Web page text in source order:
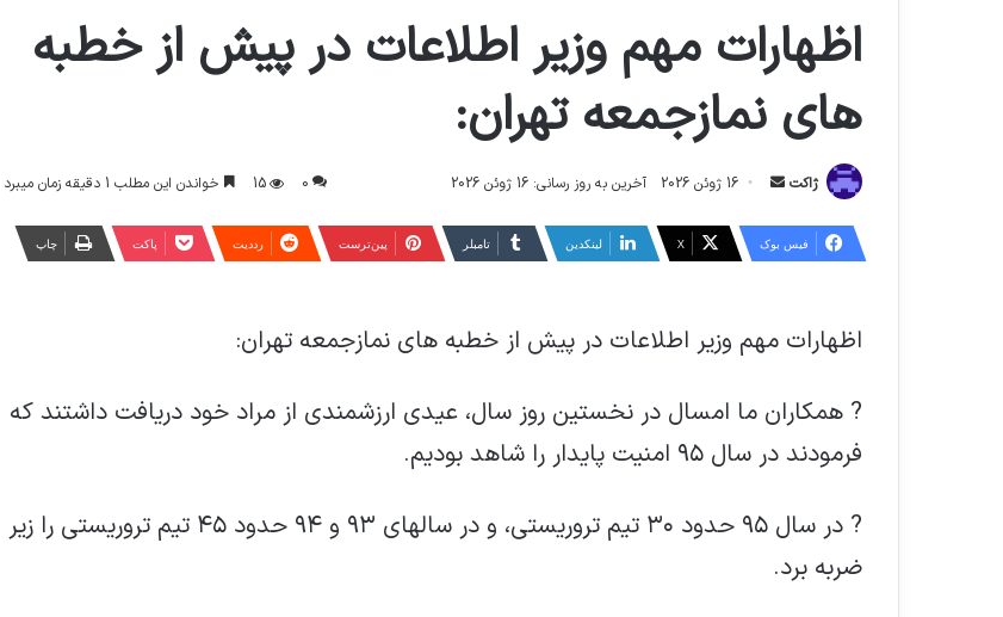
اظهارات مهم وزیر اطلاعات در پیش از خطبه
های نمازجمعه تهران:
ژاکت
ارسال 16 ژوئن 2026 آخرین به روز رسانی: 16 ژوئن 2026 0
15 خواندن این مطلب 1 دقیقه زمان میبرد
فیس بوک X لینکدین ‫تامبلر ‫پین‌ترست ‫رددیت پاکت چاپ
اظهارات مهم وزیر اطلاعات در پیش از خطبه های نمازجمعه تهران:
? همکاران ما امسال در نخستین روز سال، عیدی ارزشمندی از مراد خود دریافت داشتند که
فرمودند در سال ۹۵ امنیت پایدار را شاهد بودیم.
? در سال ۹۵ حدود ۳۰ تیم تروریستی، و در سالهای ۹۳ و ۹۴ حدود ۴۵ تیم تروریستی را زیر
ضربه برد.